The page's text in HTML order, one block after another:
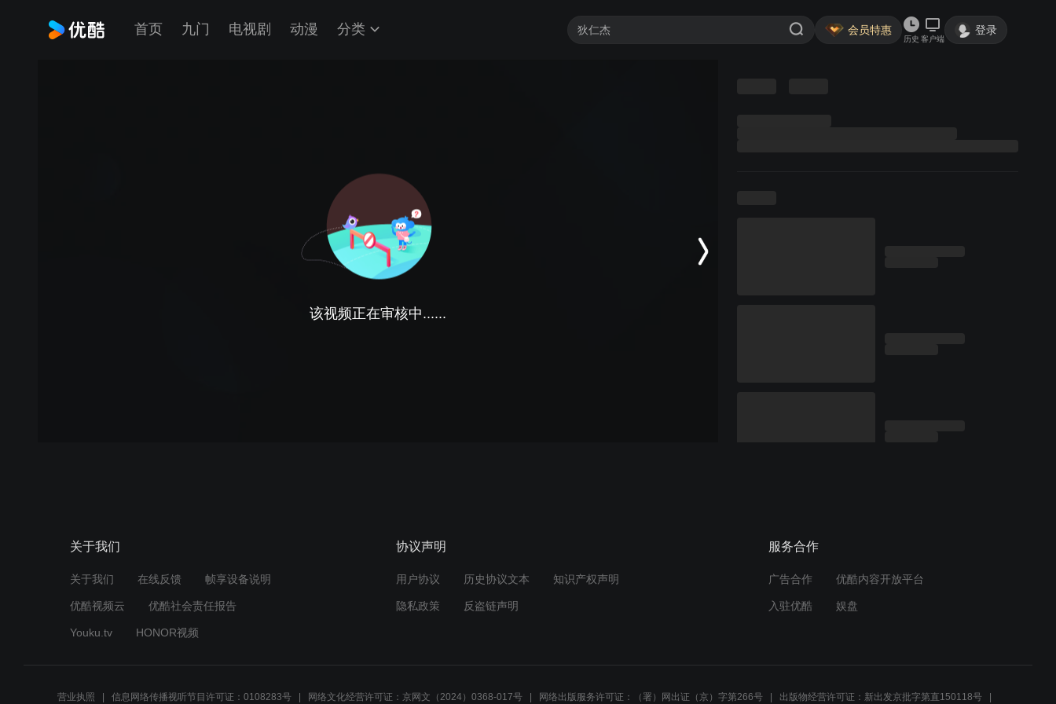
首页 九门 电视剧 动漫 分类 会员特惠
历史 客户端
登录
该视频正在审核中......
关于我们
关于我们 在线反馈 帧享设备说明
优酷视频云 优酷社会责任报告
Youku.tv HONOR视频
协议声明
用户协议 历史协议文本 知识产权声明
隐私政策 反盗链声明
服务合作
广告合作 优酷内容开放平台
入驻优酷 娱盘
营业执照 信息网络传播视听节目许可证：0108283号 网络文化经营许可证：京网文（2024）0368-017号 网络出版服务许可证：（署）网出证（京）字第266号 出版物经营许可证：新出发京批字第直150118号